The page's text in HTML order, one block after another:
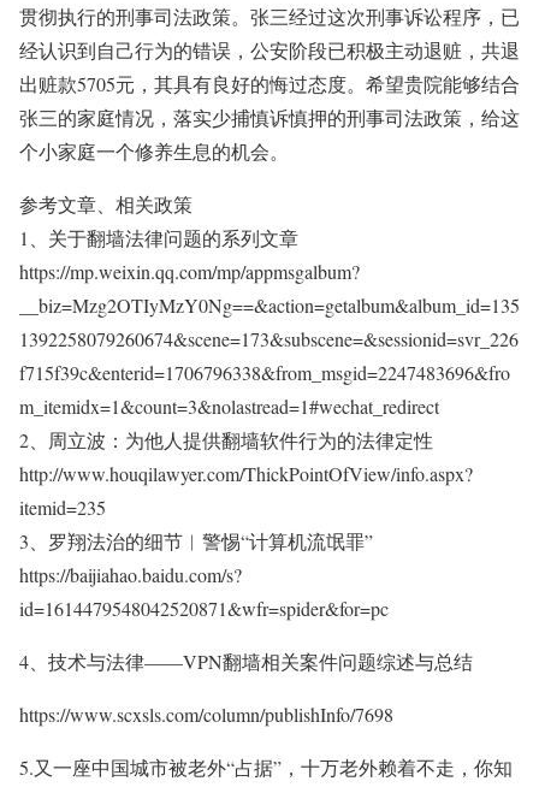
贯彻执行的刑事司法政策。张三经过这次刑事诉讼程序，已
经认识到自己行为的错误，公安阶段已积极主动退赃，共退
出赃款5705元，其具有良好的悔过态度。希望贵院能够结合
张三的家庭情况，落实少捕慎诉慎押的刑事司法政策，给这
个小家庭一个修养生息的机会。
参考文章、相关政策
1、关于翻墙法律问题的系列文章
https://mp.weixin.qq.com/mp/appmsgalbum?
__biz=Mzg2OTIyMzY0Ng==&action=getalbum&album_id=135
1392258079260674&scene=173&subscene=&sessionid=svr_226
f715f39c&enterid=1706796338&from_msgid=2247483696&fro
m_itemidx=1&count=3&nolastread=1#wechat_redirect
2、周立波：为他人提供翻墙软件行为的法律定性
http://www.houqilawyer.com/ThickPointOfView/info.aspx?
itemid=235
3、罗翔法治的细节︱警惕“计算机流氓罪”
https://baijiahao.baidu.com/s?
id=1614479548042520871&wfr=spider&for=pc
4、技术与法律——VPN翻墙相关案件问题综述与总结
https://www.scxsls.com/column/publishInfo/7698
5.又一座中国城市被老外“占据”，十万老外赖着不走，你知